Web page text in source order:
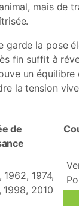
mais de
garde la pose
fin suffit à
un équilibre
la tension
de
1962, 1974,
1998, 2010